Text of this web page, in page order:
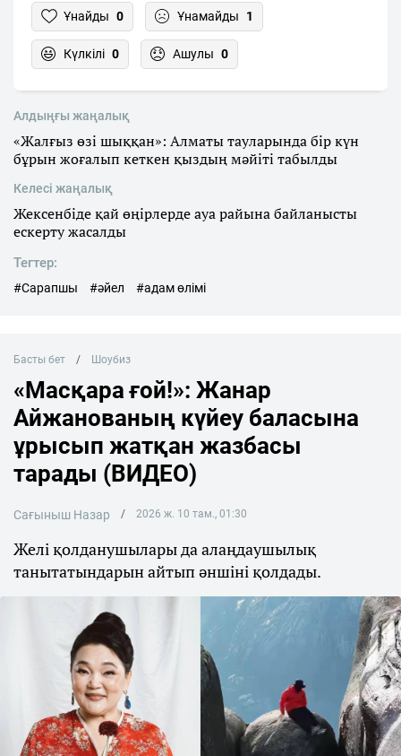
Ұнайды 0 Ұнамайды 1
Күлкілі 0 Ашулы 0
Алдыңғы жаңалық
«Жалғыз өзі шыққан»: Алматы тауларында бір күн
бұрын жоғалып кеткен қыздың мәйіті табылды
Келесі жаңалық
Жексенбіде қай өңірлерде ауа райына байланысты
ескерту жасалды
Тегтер:
#Сарапшы #әйел #aдам өлімі
Басты бет Шоубиз
«Масқара ғой!»: Жанар
Айжанованың күйеу баласына
ұрысып жатқан жазбасы
тарады (ВИДЕО)
Сағыныш Назар 2026 ж. 10 там., 01:30
Желі қолданушылары да алаңдаушылық
танытатындарын айтып әншіні қолдады.